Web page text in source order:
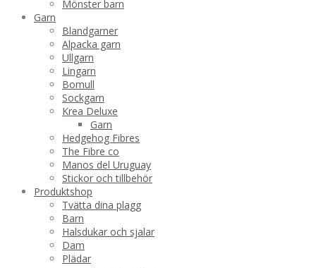
Mönster barn
Garn
Blandgarner
Alpacka garn
Ullgarn
Lingarn
Bomull
Sockgarn
Krea Deluxe
Garn
Hedgehog Fibres
The Fibre co
Manos del Uruguay
Stickor och tillbehör
Produktshop
Tvätta dina plagg
Barn
Halsdukar och sjalar
Dam
Plädar